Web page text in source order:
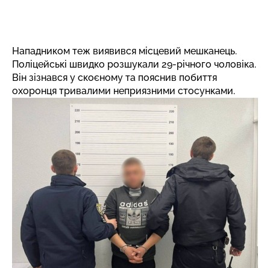
Нападником теж виявився місцевий мешканець.
Поліцейські швидко розшукали 29-річного чоловіка.
Він зізнався у скоєному та пояснив побиття
охоронця тривалими неприязними стосунками.